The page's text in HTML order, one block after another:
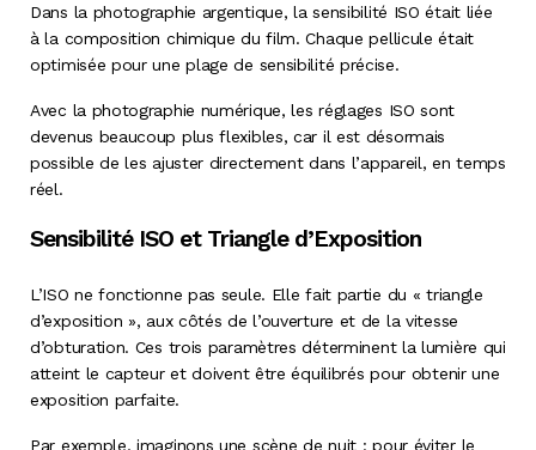
Dans la photographie argentique, la sensibilité ISO était liée
à la composition chimique du film. Chaque pellicule était
optimisée pour une plage de sensibilité précise.
Avec la photographie numérique, les réglages ISO sont
devenus beaucoup plus flexibles, car il est désormais
possible de les ajuster directement dans l’appareil, en temps
réel.
Sensibilité ISO et Triangle d’Exposition
L’ISO ne fonctionne pas seule. Elle fait partie du « triangle
d’exposition », aux côtés de l’ouverture et de la vitesse
d’obturation. Ces trois paramètres déterminent la lumière qui
atteint le capteur et doivent être équilibrés pour obtenir une
exposition parfaite.
Par exemple, imaginons une scène de nuit : pour éviter le